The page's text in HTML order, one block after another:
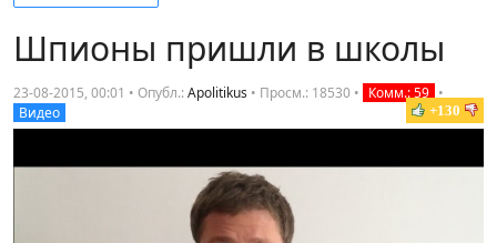
Шпионы пришли в школы
23-08-2015, 00:01 • Опубл.:Apolitikus • Просм.: 18530 • Комм.: 59 •
Видео
+130